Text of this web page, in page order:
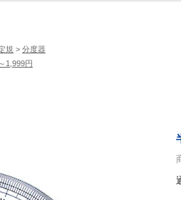
規 > 分度器
～1,999円